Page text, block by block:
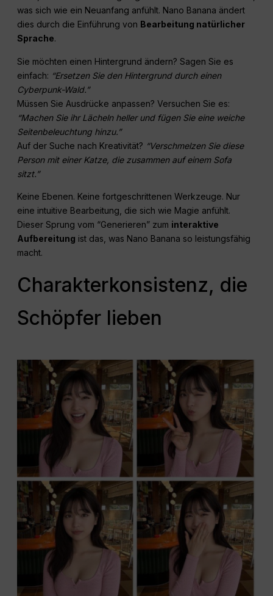
was sich wie ein Neuanfang anfühlt. Nano Banana ändert
dies durch die Einführung von Bearbeitung natürlicher
Sprache.
Sie möchten einen Hintergrund ändern? Sagen Sie es
einfach: “Ersetzen Sie den Hintergrund durch einen
Cyberpunk-Wald.”
Müssen Sie Ausdrücke anpassen? Versuchen Sie es:
“Machen Sie ihr Lächeln heller und fügen Sie eine weiche
Seitenbeleuchtung hinzu.”
Auf der Suche nach Kreativität? “Verschmelzen Sie diese
Person mit einer Katze, die zusammen auf einem Sofa
sitzt.”
Keine Ebenen. Keine fortgeschrittenen Werkzeuge. Nur
eine intuitive Bearbeitung, die sich wie Magie anfühlt.
Dieser Sprung vom “Generieren” zum interaktive
Aufbereitung ist das, was Nano Banana so leistungsfähig
macht.
Charakterkonsistenz, die
Schöpfer lieben